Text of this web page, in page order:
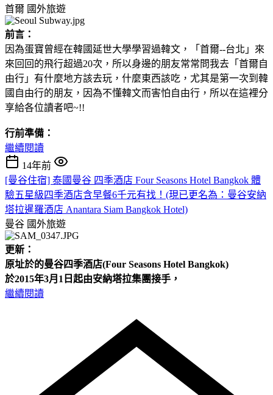
首爾 國外旅遊
前言：
因為蛋寶曾經在韓國延世大學學習過韓文，「首爾--台北」來
來回回的飛行超過20次，所以身邊的朋友常常問我去「首爾自
由行」有什麼地方該去玩，什麼東西該吃，尤其是第一次到韓
國自由行的朋友，因為不懂韓文而害怕自由行，所以在這裡分
享給各位讀者吧~!!
行前準備：
繼續閱讀
14年前
[曼谷住宿] 泰國曼谷 四季酒店 Four Seasons Hotel Bangkok 體
驗五星級四季酒店含早餐6千元有找！(現已更名為：曼谷安納
塔拉暹羅酒店 Anantara Siam Bangkok Hotel)
曼谷 國外旅遊
更新：
原址於的曼谷四季酒店(Four Seasons Hotel Bangkok)
於2015年3月1日起由安納塔拉集團接手，
繼續閱讀